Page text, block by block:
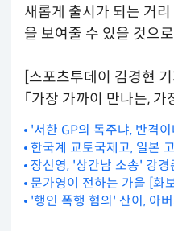
새롭게 출시가 되는 거
을 보여줄 수 있을 것으
[스포츠투데이 김경현
「가장 가까이 만나는,
'서한 GP의 독주냐, 반격
한국계 교토국제고, 일본
장신영, '상간남 소송' 강
문가영이 전하는 가을 [화
'행인 폭행 혐의' 산이, 아